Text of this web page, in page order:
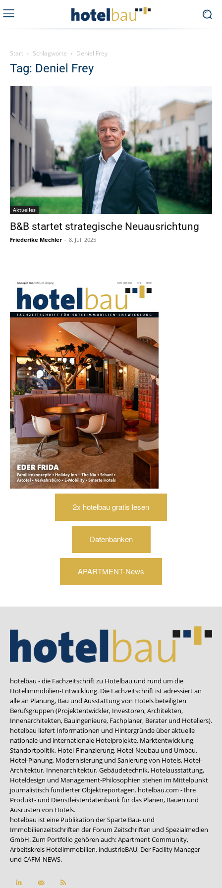
Start Schlagworte Deniel Frey
Tag: Deniel Frey
Aktuelles
B&B startet strategische Neuausrichtung
Friederike Mechler - 8. Juli 2025
2x hotelbau gratis lesen
Datenbanken
APARTMENT-News
hotelbau - die Fachzeitschrift zu Hotelbau und rund um die
Hotelimmobilien-Entwicklung. Die Fachzeitschrift ist adressiert an
alle an Planung, Bau und Ausstattung von Hotels beteiligten
Berufsgruppen (Projektentwickler, Investoren, Architekten,
Innenarchitekten, Bauingenieure, Fachplaner, Berater und Hoteliers).
hotelbau liefert Informationen und Hintergründe über aktuelle
nationale und internationale Hotelprojekte. Marktentwicklung,
Standortpolitik, Hotel-Finanzierung, Hotel-Neubau und Umbau,
Hotel-Planung, Modernisierung und Sanierung von Hotels, Hotel-
Architektur, Innenarchitektur, Gebäudetechnik, Hotelausstattung,
Hoteldesign und Management-Philosophien stehen im Mittelpunkt
journalistisch fundierter Objektreportagen. hotelbau.com - Ihre
Produkt- und Dienstleisterdatenbank für das Planen, Bauen und
Ausrüsten von Hotels.
hotelbau ist eine Publikation der Sparte Bau- und
Immobilienzeitschriften der Forum Zeitschriften und Spezialmedien
GmbH. Zum Portfolio gehören auch:Apartment Community,
Arbeitskreis Hotelimmobilien, industrieBAU, Der Facility Manager
und CAFM-NEWS.